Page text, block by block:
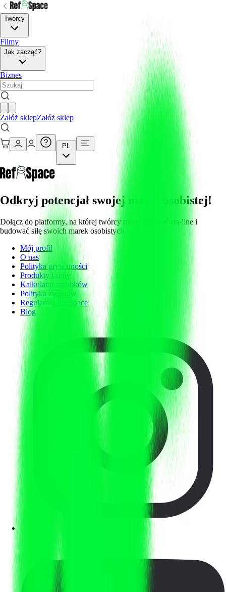
Twórcy
Filmy
Jak zacząć?
Biznes
Załóż sklepZałóż sklep
PL
Odkryj potencjał swojej marki osobistej!
Dołącz do platformy, na której twórcy mogą zarabiać on-line i
budować siłę swoich marek osobistych.
Mój profil
O nas
Polityka prywatności
Produkty i ceny
Kalkulator zarobków
Polityka zwrotów
Regulamin RefSpace
Blog